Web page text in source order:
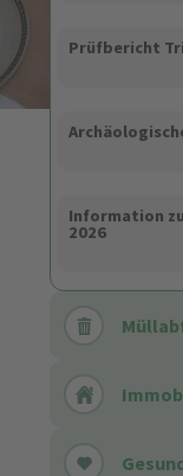
Prüfbericht
Information
2026